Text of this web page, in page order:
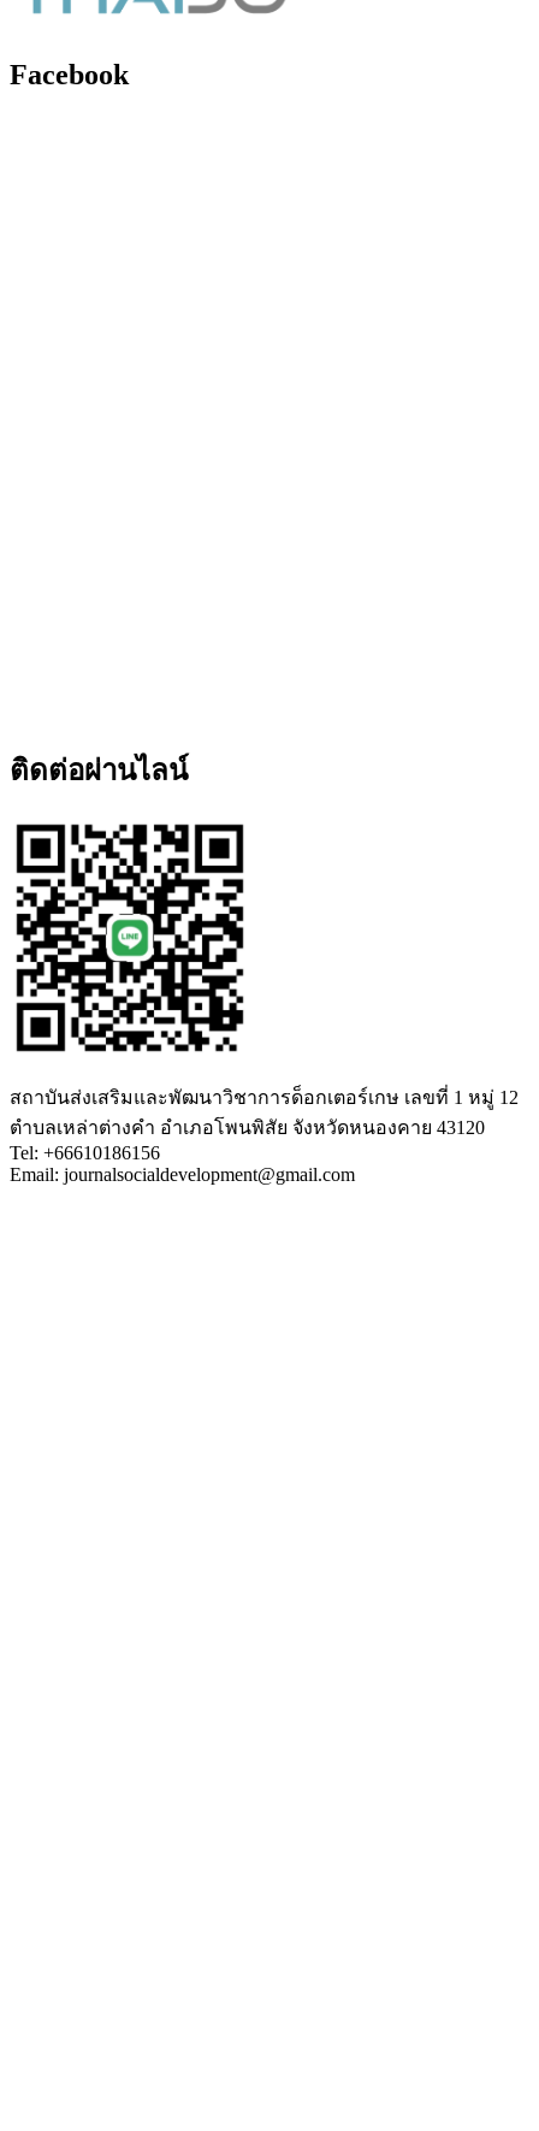
Facebook
ติดต่อผ่านไลน์
สถาบันส่งเสริมและพัฒนาวิชาการด็อกเตอร์เกษ เลขที่ 1 หมู่ 12
ตำบลเหล่าต่างคำ อำเภอโพนพิสัย จังหวัดหนองคาย 43120
Tel: +66610186156
Email: journalsocialdevelopment@gmail.com